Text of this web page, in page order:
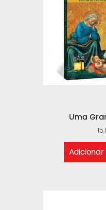
Uma